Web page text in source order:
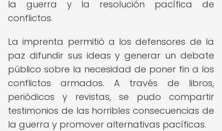
la guerra y la resolución pacífica de
conflictos.
La imprenta permitió a los defensores de la
paz difundir sus ideas y generar un debate
público sobre la necesidad de poner fin a los
conflictos armados. A través de libros,
periódicos y revistas, se pudo compartir
testimonios de las horribles consecuencias de
la guerra y promover alternativas pacíficas.